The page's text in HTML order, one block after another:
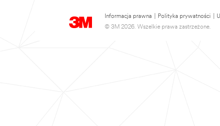
Informacja prawna Polityka prywatności
© 3M 2026. Wszelkie prawa zastrzeżone.